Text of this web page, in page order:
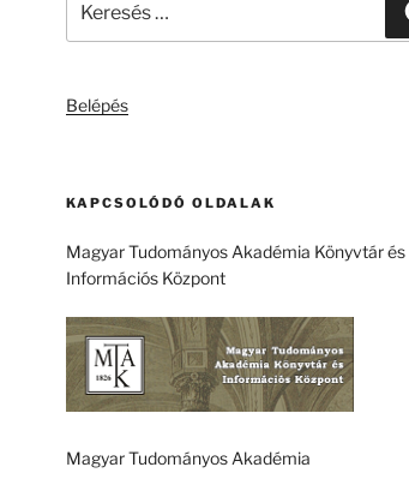
következő
Belépés
KAPCSOLÓDÓ OLDALAK
Magyar Tudományos Akadémia Könyvtár és
Információs Központ
Magyar Tudományos Akadémia